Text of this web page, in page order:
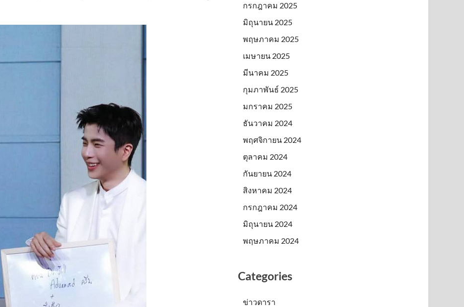
กรกฎาคม 2025
มิถุนายน 2025
พฤษภาคม 2025
เมษายน 2025
มีนาคม 2025
กุมภาพันธ์ 2025
มกราคม 2025
ธันวาคม 2024
พฤศจิกายน 2024
ตุลาคม 2024
กันยายน 2024
สิงหาคม 2024
กรกฎาคม 2024
มิถุนายน 2024
พฤษภาคม 2024
Categories
ข่าวดารา